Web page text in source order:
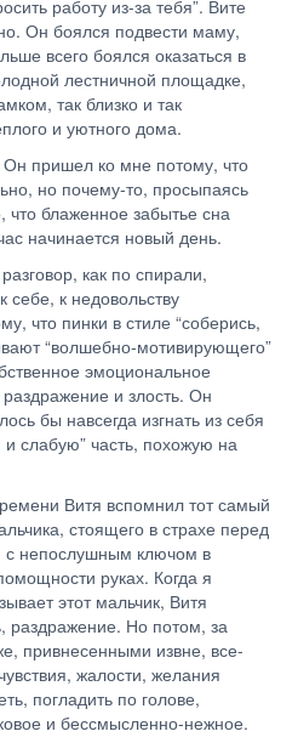
работу из-за тебя”. Вите
Он боялся подвести маму,
всего боялся оказаться в
лестничной площадке,
так близко и так
и уютного дома.
пришел ко мне потому, что
но почему-то, просыпаясь
что блаженное забытье сна
начинается новый день.
как по спирали,
к недовольству
что пинки в стиле “соберись,
“волшебно-мотивирующего”
эмоциональное
и злость. Он
бы навсегда изгнать из себя
слабую” часть, похожую на
Витя вспомнил тот самый
стоящего в страхе перед
с непослушным ключом в
руках. Когда я
этот мальчик, Витя
раздражение. Но потом, за
привнесенными извне, все-
жалости, желания
погладить по голове,
и бессмысленно-нежное.